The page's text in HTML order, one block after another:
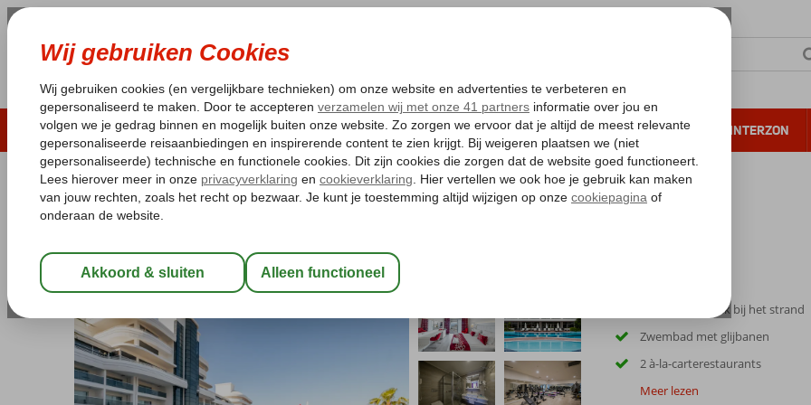
LAST MINUTE ZOMER 2026 ZONVAKANTIE VERRE REIZEN ALL INCLUSIVE WINTERZON
Pakketgarantie Laagsteprijsgarantie* Gratis annuleren*
Home
Turkije Turkse Riviera
Laguna Beach Alya Resort
All Inclusive -Hotel
Familiehotel vlak bij het strand
Zwembad met glijbanen
2 à-la-carterestaurants
Meer lezen